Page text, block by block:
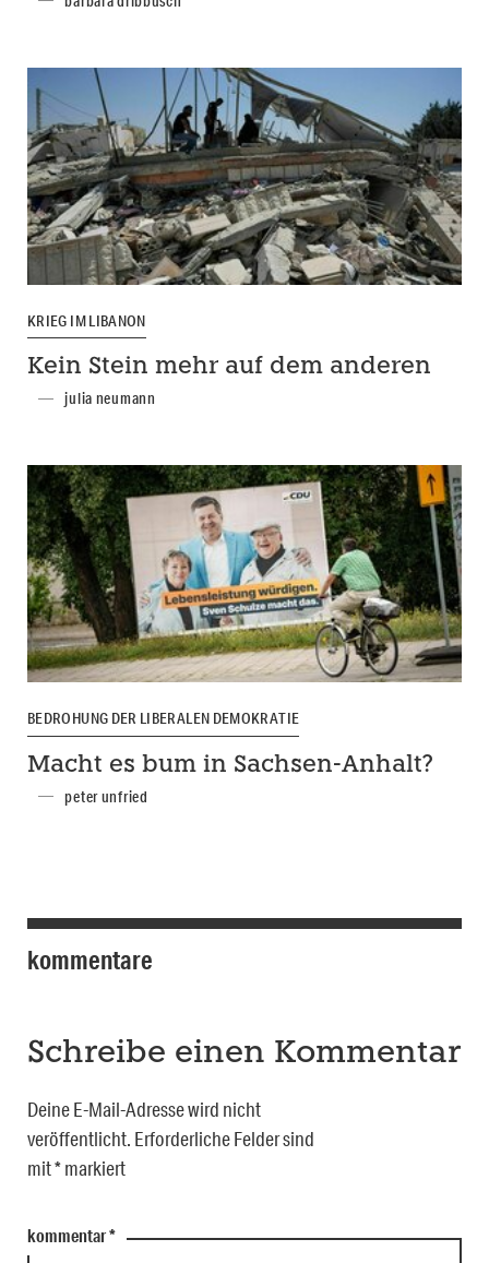
KRIEG IM LIBANON
Kein Stein mehr auf dem anderen
julia neumann
BEDROHUNG DER LIBERALEN DEMOKRATIE
Macht es bum in Sachsen-Anhalt?
peter unfried
kommentare
Schreibe einen Kommentar
Deine E-Mail-Adresse wird nicht
veröffentlicht. Erforderliche Felder sind
mit*markiert
kommentar*